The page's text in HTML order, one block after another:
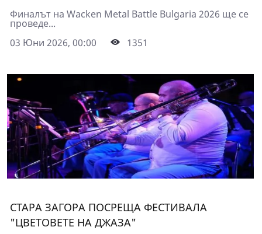
Финалът на Wacken Metal Battle Bulgaria 2026 ще се
проведе...
03 Юни 2026, 00:00
1351
СТАРА ЗАГОРА ПОСРЕЩА ФЕСТИВАЛА
"ЦВЕТОВЕТЕ НА ДЖАЗА"